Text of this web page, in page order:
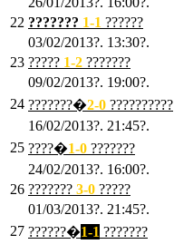
22 ??????? 1-1 ??????
03/02/2013?. 13:30?.
23 ????? 1-2 ???????
09/02/2013?. 19:00?.
24 ???????�2-0 ??????????
16/02/2013?. 21:45?.
25 ????�1-0 ???????
24/02/2013?. 16:00?.
26 ??????? 3-0 ?????
01/03/2013?. 21:45?.
27 ??????�1-1 ???????